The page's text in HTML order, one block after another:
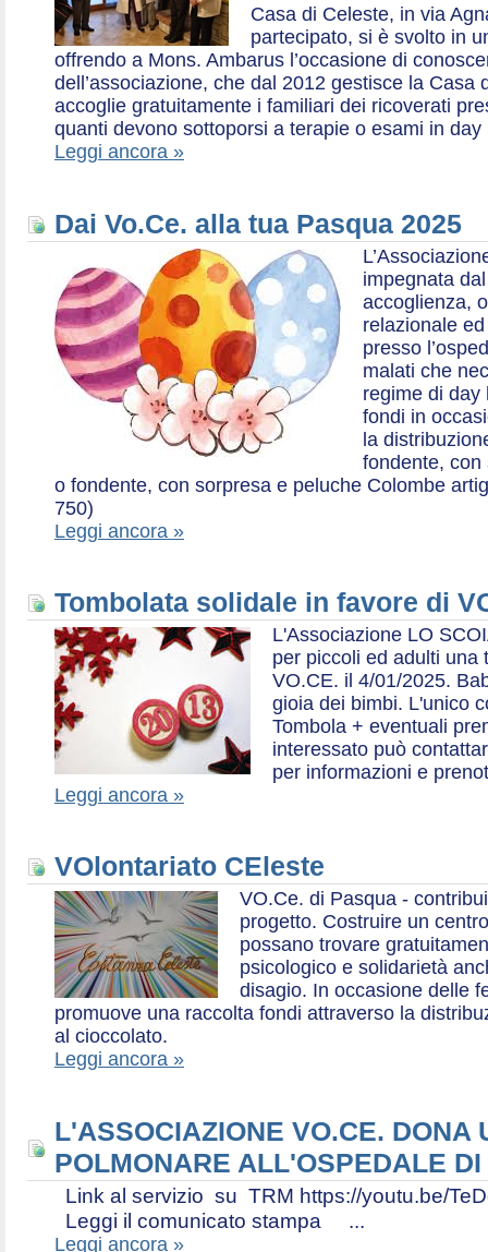
Casa di Celeste, in via
partecipato, si è svolto in
offrendo a Mons. Ambarus l’occasione di
dell’associazione, che dal 2012 gestisce la Casa
accoglie gratuitamente i familiari dei ricoverati
quanti devono sottoporsi a terapie o esami in day
Leggi ancora »
Dai Vo.Ce. alla tua Pasqua 2025
impegnata
accoglienza,
relazionale
presso
malati che
regime di day
fondi in
la
fondente, con
o fondente, con sorpresa e peluche Colombe
750)
Leggi ancora »
Tombolata solidale in favore di
L'Associazione LO
per piccoli ed adulti una
VO.CE. il 4/01/2025.
gioia dei bimbi. L'unico
Tombola + eventuali
interessato può
per informazioni e
Leggi ancora »
VOlontariato CEleste
VO.Ce. di Pasqua -
progetto. Costruire un
possano trovare
psicologico e solidarietà
disagio. In occasione delle
promuove una raccolta fondi attraverso la
al cioccolato.
Leggi ancora »
L'ASSOCIAZIONE VO.CE. DONA
POLMONARE ALL'OSPEDALE
Link al servizio su TRM https://youtu.be/
Leggi il comunicato stampa ...
Leggi ancora »